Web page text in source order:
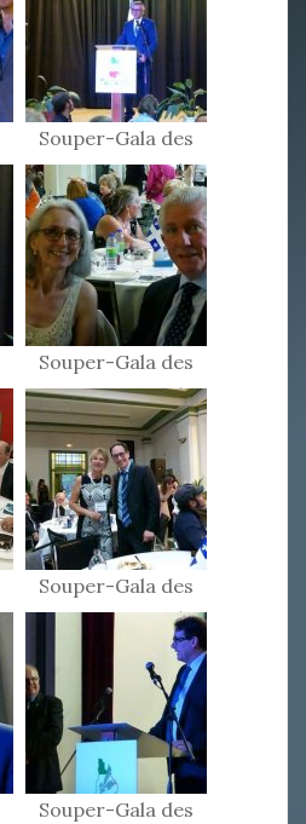
Souper-Gala des
Patriotes 2015
Souper-Gala des
Patriotes 2015
Souper-Gala des
Patriotes 2015
Souper-Gala des